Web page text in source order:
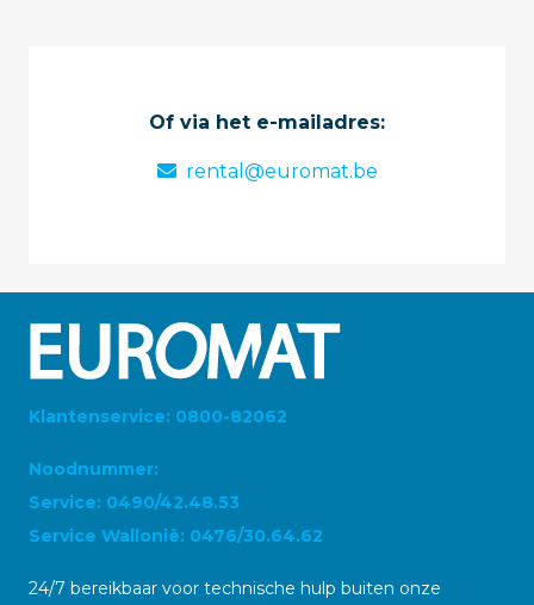
Of via het e-mailadres:
rental@euromat.be
Klantenservice: 0800-82062
Noodnummer:
Service: 0490/42.48.53
Service Wallonië: 0476/30.64.62
24/7 bereikbaar voor technische hulp buiten onze